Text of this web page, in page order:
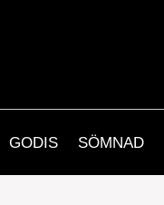
GODIS SÖMNAD